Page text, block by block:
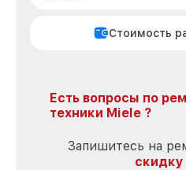
Стоимость
Есть вопросы по
техники Miele ?
Запишитесь на
скидку